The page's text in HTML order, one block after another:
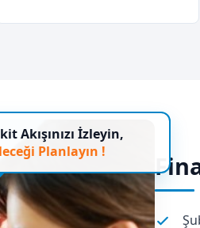
Akışınızı İzleyin,
Planlayın !